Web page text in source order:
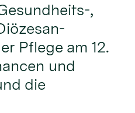
,
Pflege am 12.
und
die